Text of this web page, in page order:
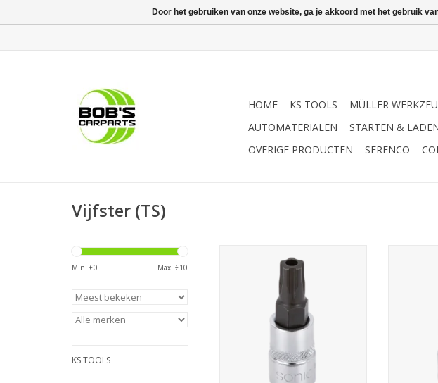
HOME KS TOOLS MÜLLER
AUTOMATERIALEN
STARTEN &
OVERIGE PRODUCTEN
SERENCO
Vijfster (TS)
Min: €0 Max: €10
KS TOOLS
TOEVOEGEN AAN WINKELWAGEN
Door het gebruiken van onze website, ga je akkoord met het gebruik